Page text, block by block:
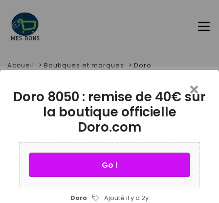
Accueil Boutiques et marques Doro
Doro
Retrouvez sur cette page les offres promos de Doro :
codes promo et bons plans
Doro 8050 : remise de 40€ sur
la boutique officielle
Doro.com
Go !
Doro Ajouté il y a 2y